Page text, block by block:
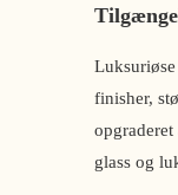
finisher,
glass og